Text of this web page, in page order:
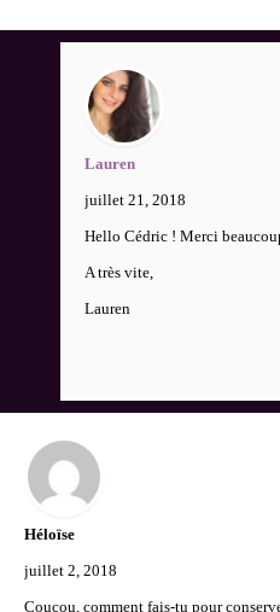
Lauren
juillet 21, 2018
Hello Cédric ! Merci
A très vite,
Lauren
Héloïse
juillet 2, 2018
Coucou, comment fais-tu pour